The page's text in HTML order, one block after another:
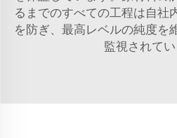
るまでのすべての工程は自社
を防ぎ、最高レベルの純度を
監視されてい